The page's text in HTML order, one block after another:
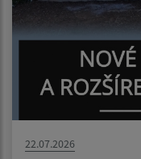
22.07.2026